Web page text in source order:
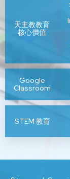
天主教教育
核心價值
Google
Classroom
STEM 教育